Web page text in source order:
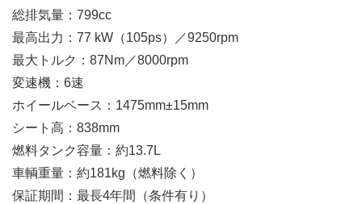
総排気量：799cc
最高出力：77 kW（105ps）／9250rpm
最大トルク：87Nm／8000rpm
変速機：6速
ホイールベース：1475mm±15mm
シート高：838mm
燃料タンク容量：約13.7L
車輌重量：約181kg（燃料除く）
保証期間：最長4年間（条件有り）